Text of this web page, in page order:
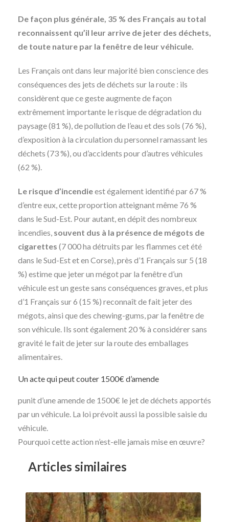
De façon plus générale, 35 % des Français au total
reconnaissent qu’il leur arrive de jeter des déchets,
de toute nature par la fenêtre de leur véhicule.
Les Français ont dans leur majorité bien conscience des
conséquences des jets de déchets sur la route : ils
considèrent que ce geste augmente de façon
extrêmement importante le risque de dégradation du
paysage (81 %), de pollution de l’eau et des sols (76 %),
d’exposition à la circulation du personnel ramassant les
déchets (73 %), ou d’accidents pour d’autres véhicules
(62 %).
Le risque d’incendieest également identifié par 67 %
d’entre eux, cette proportion atteignant même 76 %
dans le Sud-Est. Pour autant, en dépit des nombreux
incendies, souvent dus à la présence de mégots de
cigarettes (7 000 ha détruits par les flammes cet été
dans le Sud-Est et en Corse), près d’1 Français sur 5 (18
%) estime que jeter un mégot par la fenêtre d’un
véhicule est un geste sans conséquences graves, et plus
d’1 Français sur 6 (15 %) reconnaît de fait jeter des
mégots, ainsi que des chewing-gums, par la fenêtre de
son véhicule. Ils sont également 20 % à considérer sans
gravité le fait de jeter sur la route des emballages
alimentaires.
Un acte qui peut couter 1500€ d’amende
punit d’une amende de 1500€ le jet de déchets apportés
par un véhicule. La loi prévoit aussi la possible saisie du
véhicule.
Pourquoi cette action n’est-elle jamais mise en œuvre?
Articles similaires